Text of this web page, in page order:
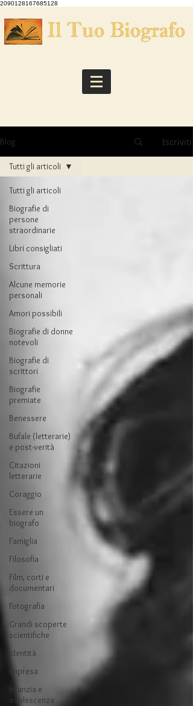
2090128167685128
Blog Iscriviti
Tutti gli articoli
Biografie di
persone
straordinarie
Libri consigliati
Scrittura
Alcune memorie
personali
Amori possibili
Biografie di donne
notevoli
Biografie di
scrittori
Biografie
premiate
Benessere
Bufale (letterarie)
e post-verità
Citazioni
letterarie
Coraggio
Essere un
biografo
Famiglia
Filosofia
Film, corti e
documentari
Fotografia
Grandi scoperte
scientifiche
Identità
Impresa
Infanzia e
adolescenza
Tutti gli articoli